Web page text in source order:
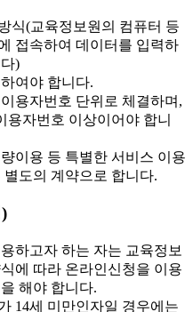
식(교육정보원의 컴퓨터 등
접속하여 데이터를 입력하
)
여야 합니다.
용자번호 단위로 체결하며,
용자번호 이상이어야 합니
이용 등 특별한 서비스 이용
별도의 계약으로 합니다.
하고자 하는 자는 교육정보
에 따라 온라인신청을 이용
해야 합니다.
14세 미만인자일 경우에는